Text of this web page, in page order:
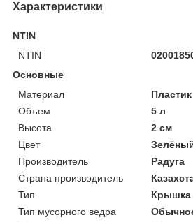
Характеристики
NTIN
NTIN
Основные
Материал
Пластик
Объем
5 л
Высота
2 см
Цвет
Производитель
Радуга
Страна производитель
Тип
Крышка
Тип мусорного ведра